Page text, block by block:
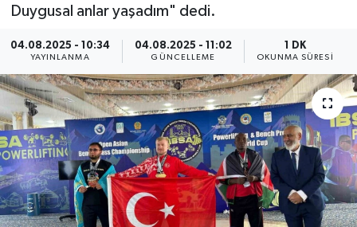
Duygusal anlar yaşadım" dedi.
04.08.2025 - 10:34
YAYINLANMA
04.08.2025 - 11:02
GÜNCELLEME
1 DK
OKUNMA SÜRESI
Spor
Yaşam